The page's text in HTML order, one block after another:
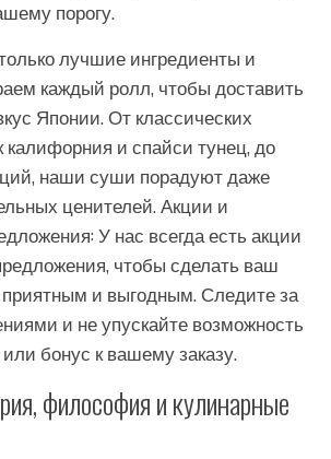
порогу.
лучшие ингредиенты и
каждый ролл, чтобы доставить
Японии. От классических
калифорния и спайси тунец, до
наши суши порадуют даже
ценителей. Акции и
У нас всегда есть акции
чтобы сделать ваш
и выгодным. Следите за
и не упускайте возможность
бонус к вашему заказу.
философия и кулинарные